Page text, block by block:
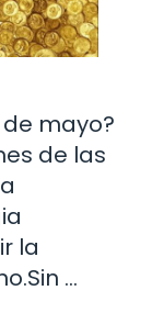
mayo?
de las
la
…